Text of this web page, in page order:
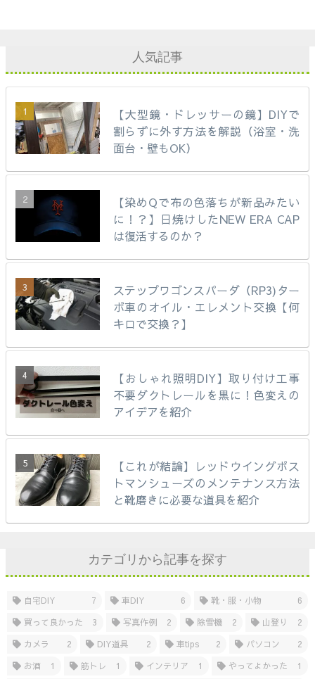
人気記事
【大型鏡・ドレッサーの鏡】DIYで
割らずに外す方法を解説（浴室・洗
面台・壁もOK）
【染めQで布の色落ちが新品みたい
に！？】日焼けしたNEW ERA CAP
は復活するのか？
ステップワゴンスパーダ（RP3)ター
ボ車のオイル・エレメント交換【何
キロで交換？】
【おしゃれ照明DIY】取り付け工事
不要ダクトレールを黒に！色変えの
アイデアを紹介
【これが結論】レッドウイングポス
トマンシューズのメンテナンス方法
と靴磨きに必要な道具を紹介
カテゴリから記事を探す
自宅DIY 7 車DIY 6 靴・服・小物
6
買って良かった
3 写真作例 2 除雪機 2 山登り
2
カメラ
2 DIY道具 2 車tips 2 パソコン
2
お酒
1 筋トレ 1 インテリア 1 やってよかった 1